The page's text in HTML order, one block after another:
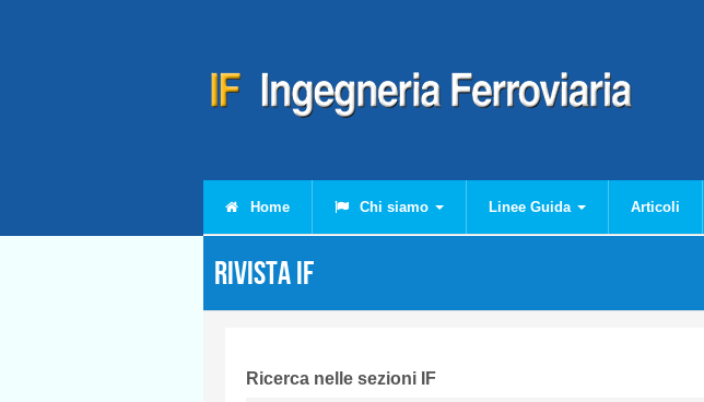
Home Chi siamo Linee Guida Articoli
Rivista IF
Ricerca nelle sezioni IF